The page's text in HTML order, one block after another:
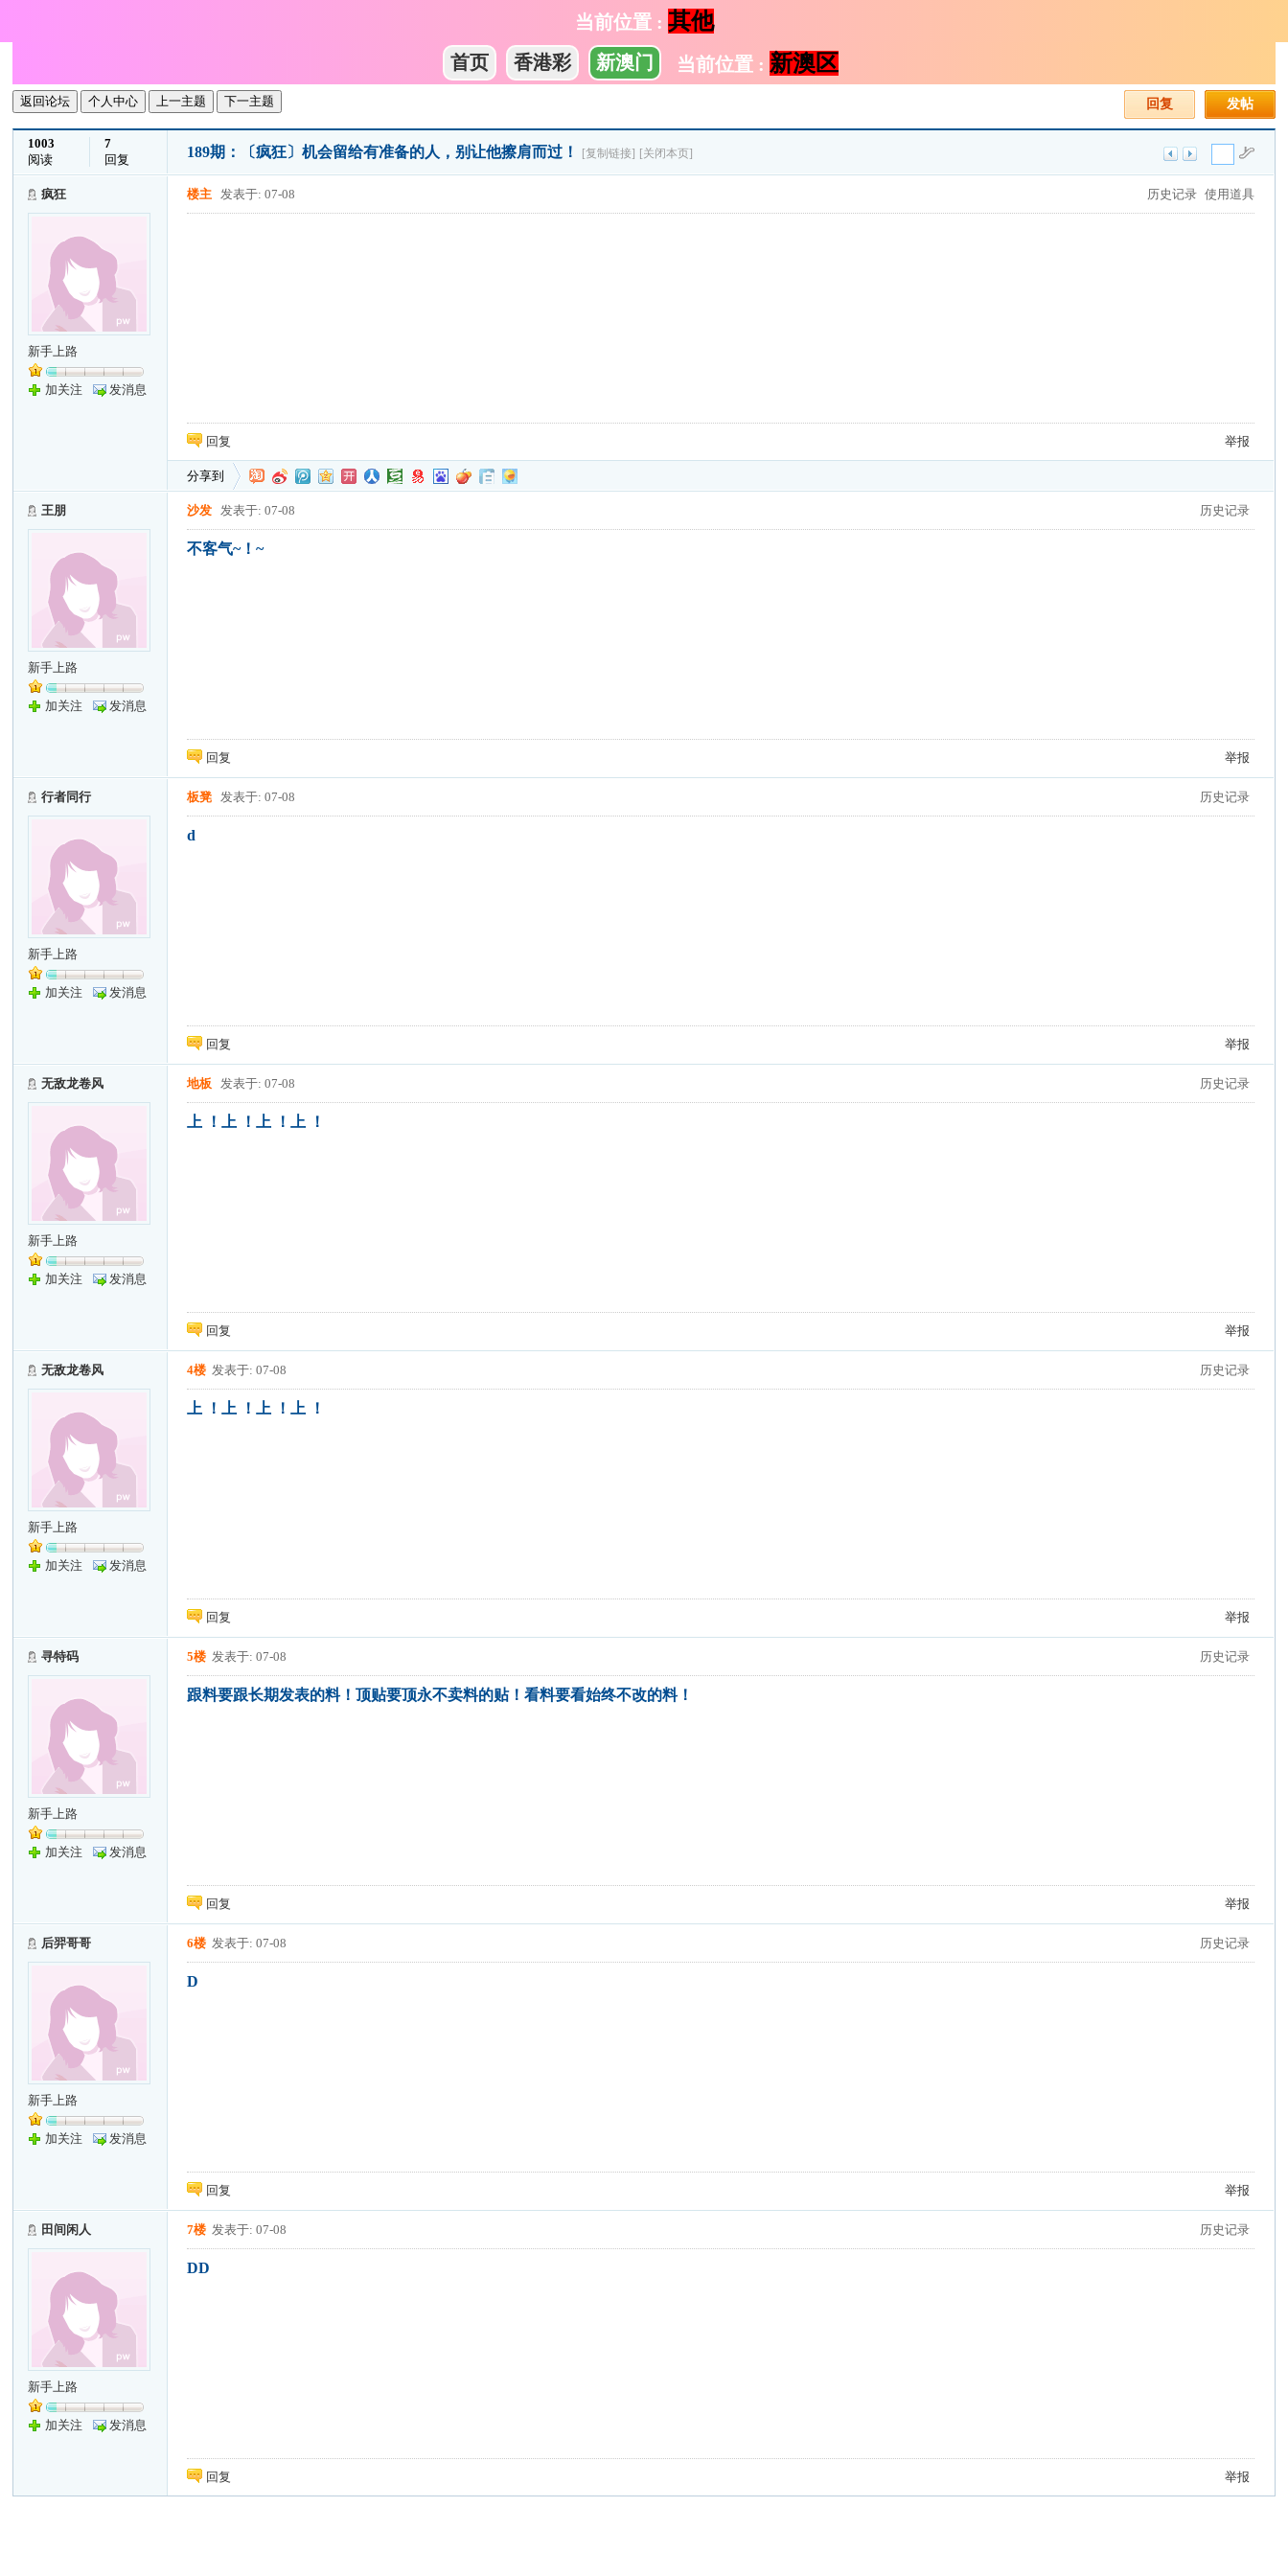
当前位置 : 其他
首页 香港彩 新澳门 当前位置 : 新澳区
返回论坛 个人中心 上一主题 下一主题 发帖
回复
1003
阅读
7
回复
189期：〔疯狂〕机会留给有准备的人，别让他擦肩而过！ [复制链接] [关闭本页]
疯狂
新手上路
加关注 发消息
历史记录 使用道具
楼主 发表于: 07-08
回复 举报
分享到
王朋
新手上路
加关注 发消息
历史记录
沙发 发表于: 07-08
不客气~！~
回复 举报
行者同行
新手上路
加关注 发消息
历史记录
板凳 发表于: 07-08
d
回复 举报
无敌龙卷风
新手上路
加关注 发消息
历史记录
地板 发表于: 07-08
上 ！上 ！上 ！上 ！
回复 举报
无敌龙卷风
新手上路
加关注 发消息
历史记录
4楼 发表于: 07-08
上 ！上 ！上 ！上 ！
回复 举报
寻特码
新手上路
加关注 发消息
历史记录
5楼 发表于: 07-08
跟料要跟长期发表的料！顶贴要顶永不卖料的贴！看料要看始终不改的料！
回复 举报
后羿哥哥
新手上路
加关注 发消息
历史记录
6楼 发表于: 07-08
D
回复 举报
田间闲人
新手上路
加关注 发消息
历史记录
7楼 发表于: 07-08
DD
回复 举报